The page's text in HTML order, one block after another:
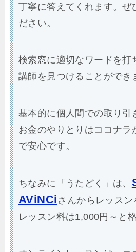
丁寧に答えてくれます。ぜ
ださい。
検索窓に適切なワードを打
講師を見つけることができ
基本的に個人間での取り引
お金のやりとりはココナラ
で安心です。
ちなみに「うたどく」は、
AViNCi さんからレッスン
レッスン料は1,000円～と格